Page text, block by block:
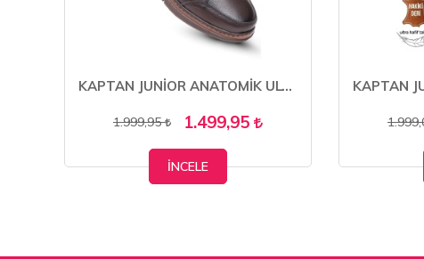
KAPTAN JUNİOR ANATOMİK ULTRA RAHAT HAKİKİ DERİ ERKEK AYAKKABI MULUE 700
1.999,95 1.499,95
İNCELE